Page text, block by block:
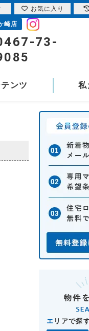
崎店
73-
ンツ 私
エ リアで探
お気に入り